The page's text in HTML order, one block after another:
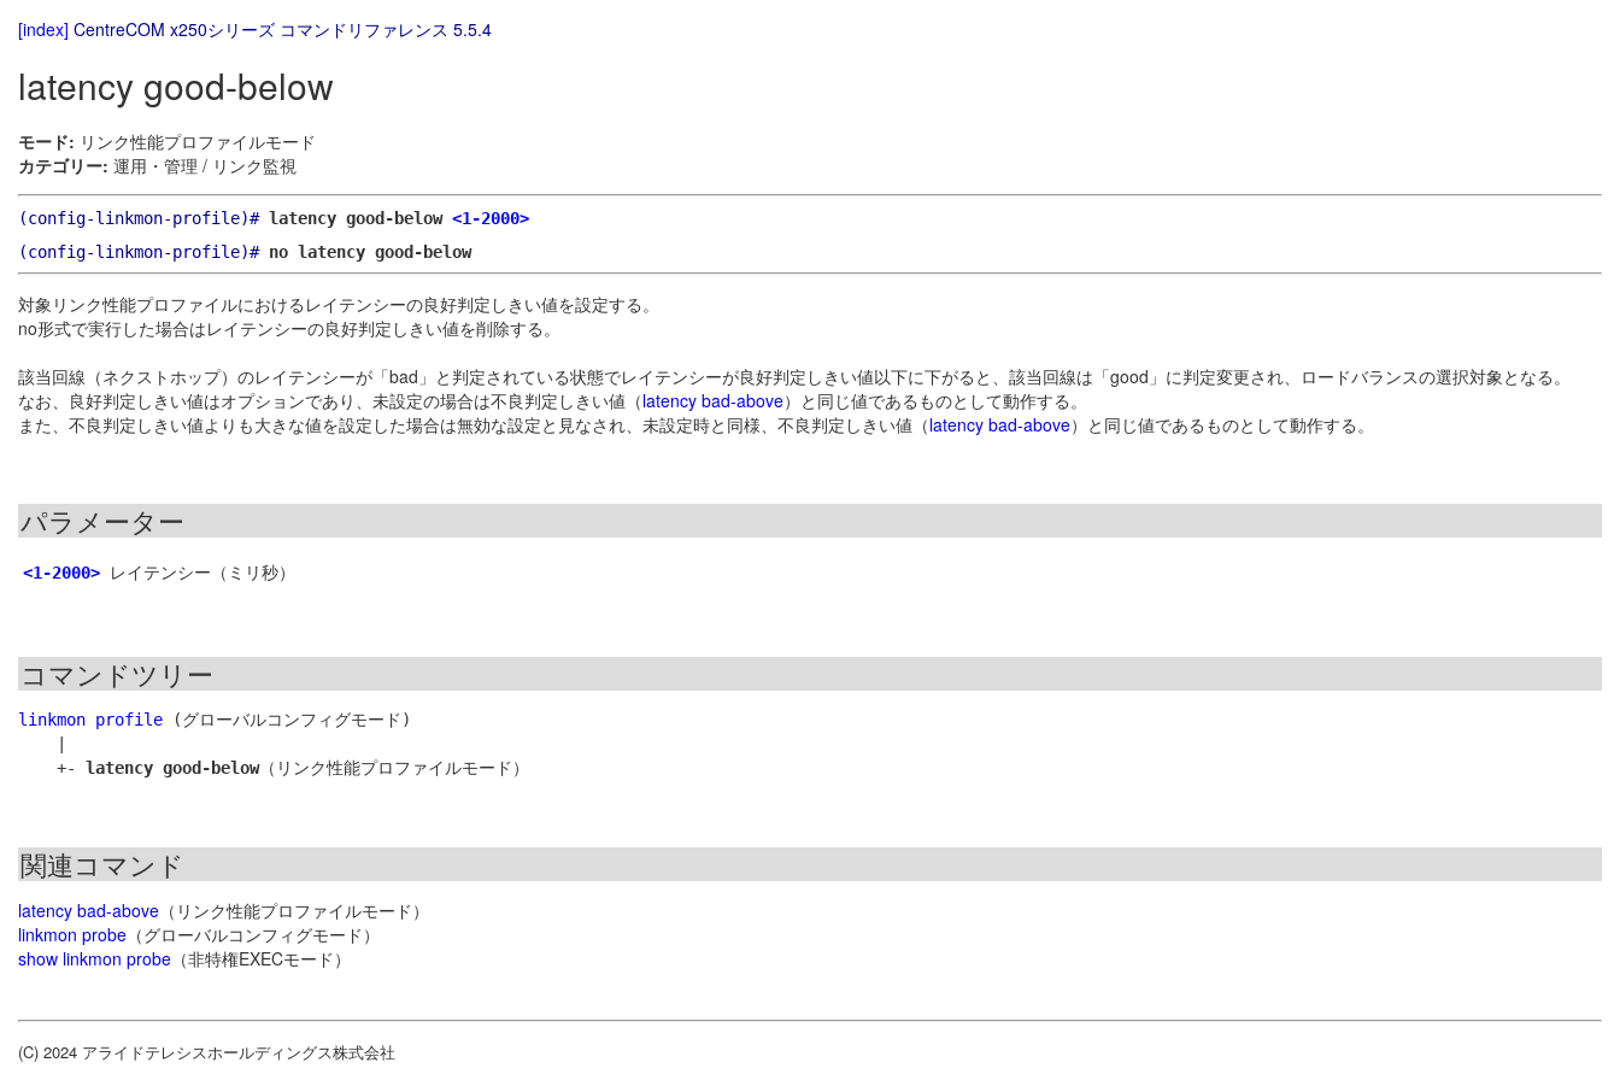
[index] CentreCOM x250シリーズ コマンドリファレンス 5.5.4
latency good-below
モード: リンク性能プロファイルモード
カテゴリー: 運用・管理 / リンク監視
(config-linkmon-profile)# latency good-below <1-2000>
(config-linkmon-profile)# no latency good-below
対象リンク性能プロファイルにおけるレイテンシーの良好判定しきい値を設定する。
no形式で実行した場合はレイテンシーの良好判定しきい値を削除する。
該当回線（ネクストホップ）のレイテンシーが「bad」と判定されている状態でレイテンシーが良好判定しきい値以下に下がると、該当回線は「good」に判定変更され、ロードバランスの選択対象となる。
なお、良好判定しきい値はオプションであり、未設定の場合は不良判定しきい値（latency bad-above）と同じ値であるものとして動作する。
また、不良判定しきい値よりも大きな値を設定した場合は無効な設定と見なされ、未設定時と同様、不良判定しきい値（latency bad-above）と同じ値であるものとして動作する。
パラメーター
<1-2000> レイテンシー（ミリ秒）
コマンドツリー
linkmon profile (グローバルコンフィグモード)
    +-
latency good-below
関連コマンド
latency bad-above （リンク性能プロファイルモード）
linkmon probe （グローバルコンフィグモード）
show linkmon probe （非特権EXECモード）
(C) 2024 アライドテレシスホールディングス株式会社